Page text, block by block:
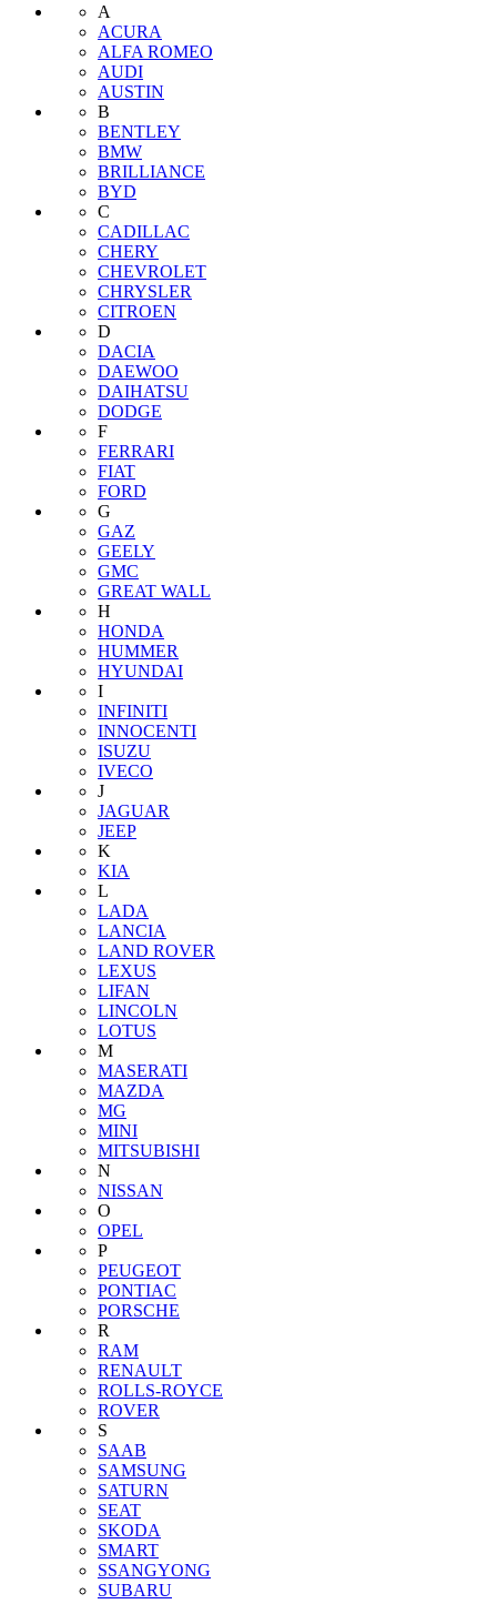
A
ACURA
ALFA ROMEO
AUDI
AUSTIN
B
BENTLEY
BMW
BRILLIANCE
BYD
C
CADILLAC
CHERY
CHEVROLET
CHRYSLER
CITROEN
D
DACIA
DAEWOO
DAIHATSU
DODGE
F
FERRARI
FIAT
FORD
G
GAZ
GEELY
GMC
GREAT WALL
H
HONDA
HUMMER
HYUNDAI
I
INFINITI
INNOCENTI
ISUZU
IVECO
J
JAGUAR
JEEP
K
KIA
L
LADA
LANCIA
LAND ROVER
LEXUS
LIFAN
LINCOLN
LOTUS
M
MASERATI
MAZDA
MG
MINI
MITSUBISHI
N
NISSAN
O
OPEL
P
PEUGEOT
PONTIAC
PORSCHE
R
RAM
RENAULT
ROLLS-ROYCE
ROVER
S
SAAB
SAMSUNG
SATURN
SEAT
SKODA
SMART
SSANGYONG
SUBARU